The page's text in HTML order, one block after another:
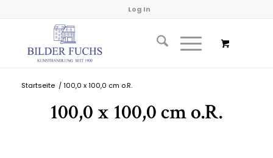
Log In
Startseite / 100,0 x 100,0 cm o.R.
100,0 x 100,0 cm o.R.